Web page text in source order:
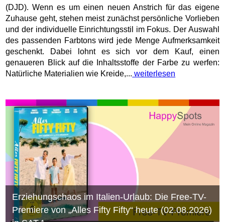
(DJD). Wenn es um einen neuen Anstrich für das eigene
Zuhause geht, stehen meist zunächst persönliche Vorlieben
und der individuelle Einrichtungsstil im Fokus. Der Auswahl
des passenden Farbtons wird jede Menge Aufmerksamkeit
geschenkt. Dabei lohnt es sich vor dem Kauf, einen
genaueren Blick auf die Inhaltsstoffe der Farbe zu werfen:
Natürliche Materialien wie Kreide,... weiterlesen
Erziehungschaos im Italien-Urlaub: Die Free-TV-
Premiere von „Alles Fifty Fifty“ heute (02.08.2026)